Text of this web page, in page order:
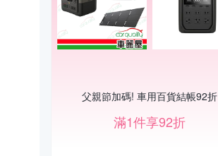
父親節加碼! 車用百貨結帳92折
滿1件享92折